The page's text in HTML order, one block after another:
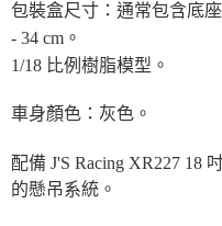
包裝盒尺寸：通常包含底
- 34 cm。
1/18 比例樹脂模型。
車身顏色：灰色。
配備 J'S Racing XR227 18
的懸吊系統。